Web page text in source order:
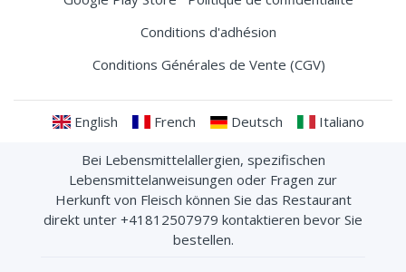
Conditions d'adhésion
Conditions Générales de Vente (CGV)
English French Deutsch Italiano
Bei Lebensmittelallergien, spezifischen
Lebensmittelanweisungen oder Fragen zur
Herkunft von Fleisch können Sie das Restaurant
direkt unter +41812507979 kontaktieren bevor Sie
bestellen.